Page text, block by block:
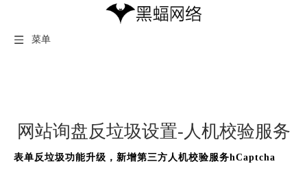
菜单
网站询盘反垃圾设置-人机校验服务
表单反垃圾功能升级，新增第三方人机校验服务hCaptcha